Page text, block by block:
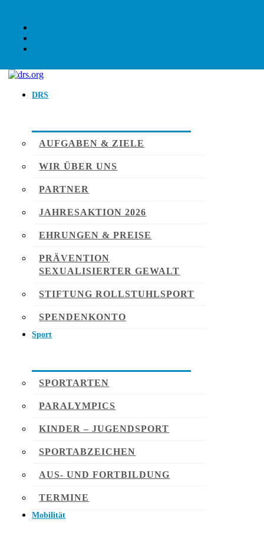
DRS
AUFGABEN & ZIELE
WIR ÜBER UNS
PARTNER
JAHRESAKTION 2026
EHRUNGEN & PREISE
PRÄVENTION
SEXUALISIERTER GEWALT
STIFTUNG ROLLSTUHLSPORT
SPENDENKONTO
Sport
SPORTARTEN
PARALYMPICS
KINDER – JUGENDSPORT
SPORTABZEICHEN
AUS- UND FORTBILDUNG
TERMINE
Mobilität